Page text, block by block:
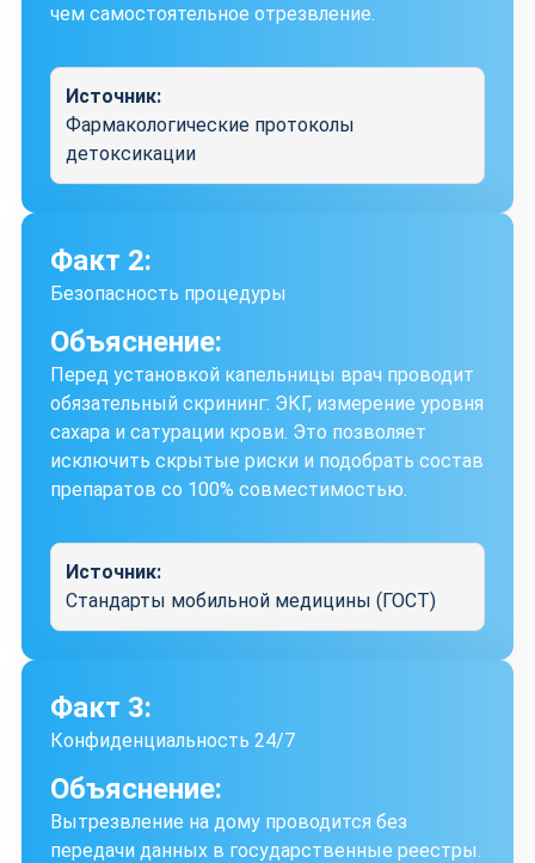
чем самостоятельное отрезвление.
Источник:
Фармакологические протоколы
детоксикации
Факт 2:
Безопасность процедуры
Объяснение:
Перед установкой капельницы врач проводит
обязательный скрининг: ЭКГ, измерение уровня
сахара и сатурации крови. Это позволяет
исключить скрытые риски и подобрать состав
препаратов со 100% совместимостью.
Источник:
Стандарты мобильной медицины (ГОСТ)
Факт 3:
Конфиденциальность 24/7
Объяснение:
Вытрезвление на дому проводится без
передачи данных в государственные реестры.